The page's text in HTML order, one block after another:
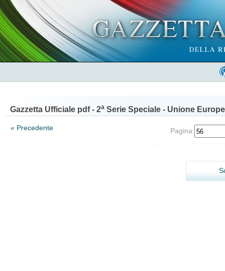
Gazzetta Ufficiale pdf - 2a Serie Speciale - Unione
« Precedente Pagina